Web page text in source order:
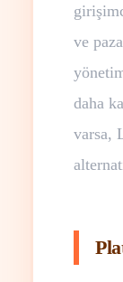
ve
daha
varsa,